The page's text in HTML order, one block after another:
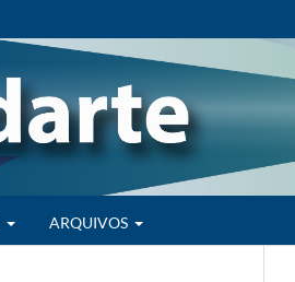
ARQUIVOS